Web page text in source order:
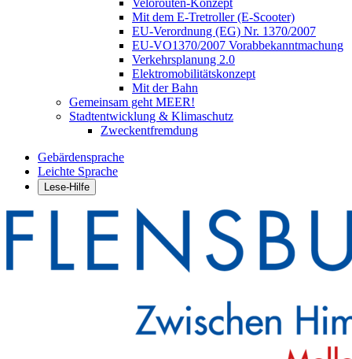
Velorouten-Konzept
Mit dem E-Tretroller (E-Scooter)
EU-Verordnung (EG) Nr. 1370/2007
EU-VO1370/2007 Vorabbekanntmachung
Verkehrsplanung 2.0
Elektromobilitätskonzept
Mit der Bahn
Gemeinsam geht MEER!
Stadtentwicklung & Klimaschutz
Zweckentfremdung
Gebärdensprache
Leichte Sprache
Lese-Hilfe